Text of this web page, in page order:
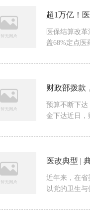
超1万亿！
医保结算改
盖68%定点医
财政部拨款
预算不断下达
金下达近日
医改典型 |
近年来，在
以党的卫生